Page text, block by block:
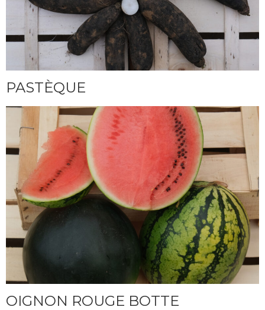
PASTÈQUE
OIGNON ROUGE BOTTE